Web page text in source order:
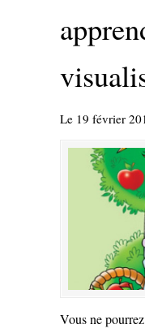
Le 19 février
Vous ne